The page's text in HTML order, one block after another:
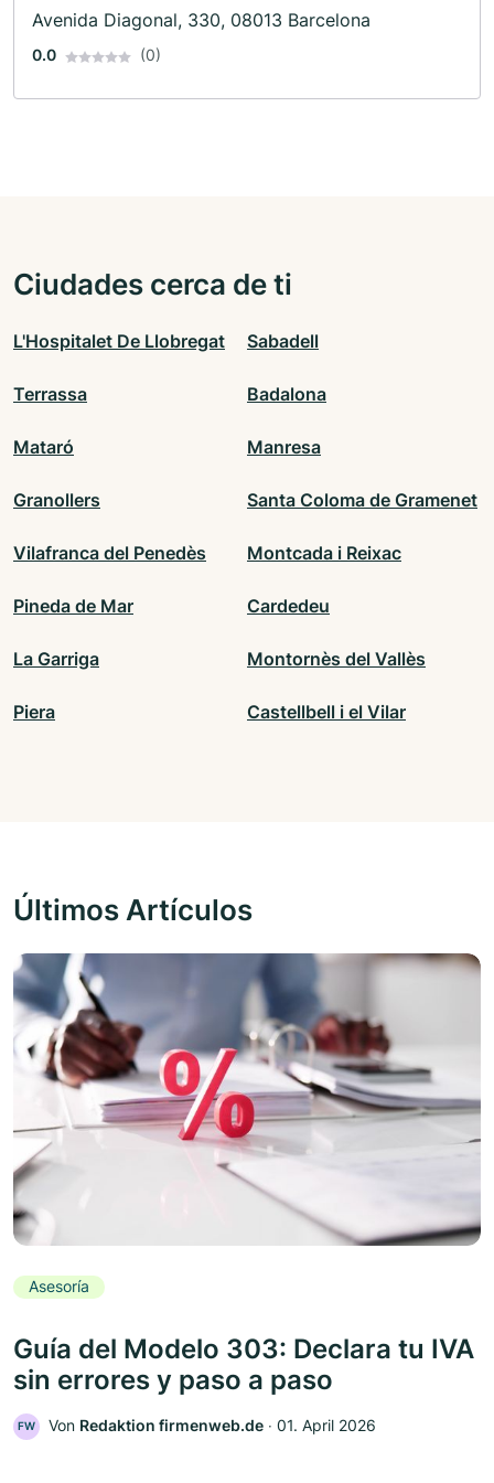
Avenida Diagonal, 330, 08013 Barcelona
0.0 (0)
Ciudades cerca de ti
L'Hospitalet De Llobregat Sabadell
Terrassa Badalona
Mataró Manresa
Granollers Santa Coloma de Gramenet
Vilafranca del Penedès Montcada i Reixac
Pineda de Mar Cardedeu
La Garriga Montornès del Vallès
Piera Castellbell i el Vilar
Últimos Artículos
Asesoría
Guía del Modelo 303: Declara tu IVA
sin errores y paso a paso
FW Von Redaktion firmenweb.de ‧ 01. April 2026